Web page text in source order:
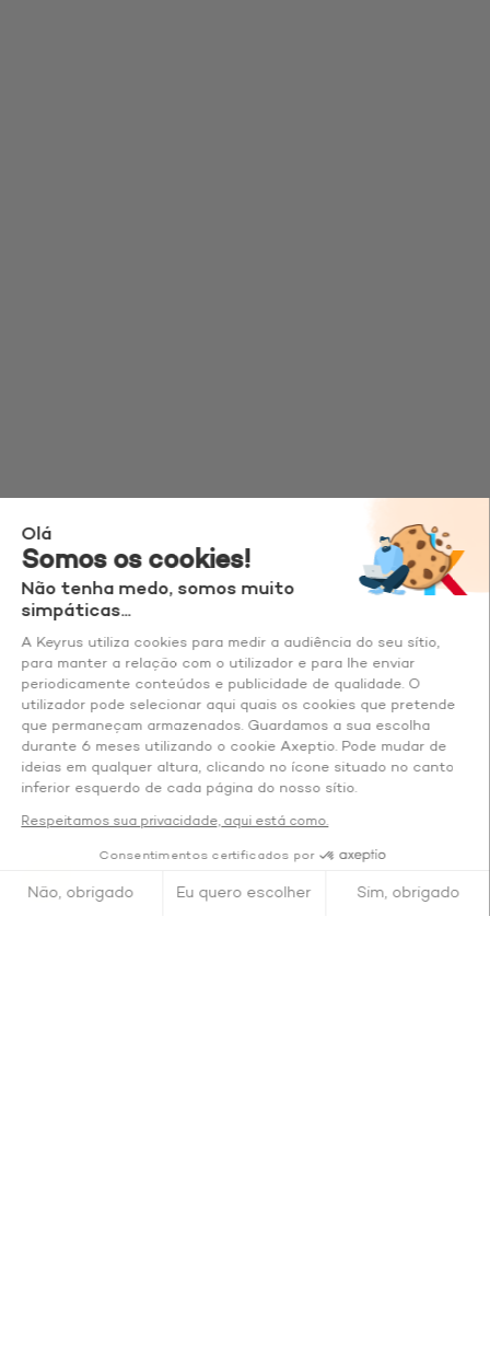
Olá
Somos os cookies!
Não tenha medo, somos muito
simpáticas...
A Keyrus utiliza cookies para medir a audiência do seu sítio,
para manter a relação com o utilizador e para lhe enviar
periodicamente conteúdos e publicidade de qualidade. O
utilizador pode selecionar aqui quais os cookies que pretende
que permaneçam armazenados. Guardamos a sua escolha
durante 6 meses utilizando o cookie Axeptio. Pode mudar de
ideias em qualquer altura, clicando no ícone situado no canto
inferior esquerdo de cada página do nosso sítio.
Respeitamos sua privacidade, aqui está como.
Consentimentos certificados por
Não, obrigado Eu quero escolher
Sim, obrigado